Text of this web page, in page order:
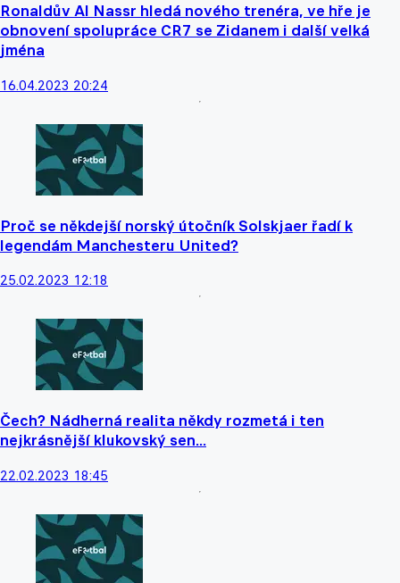
Ronaldův Al Nassr hledá nového trenéra, ve hře je
obnovení spolupráce CR7 se Zidanem i další velká
jména
16.04.2023 20:24
Proč se někdejší norský útočník Solskjaer řadí k
legendám Manchesteru United?
25.02.2023 12:18
Čech? Nádherná realita někdy rozmetá i ten
nejkrásnější klukovský sen...
22.02.2023 18:45